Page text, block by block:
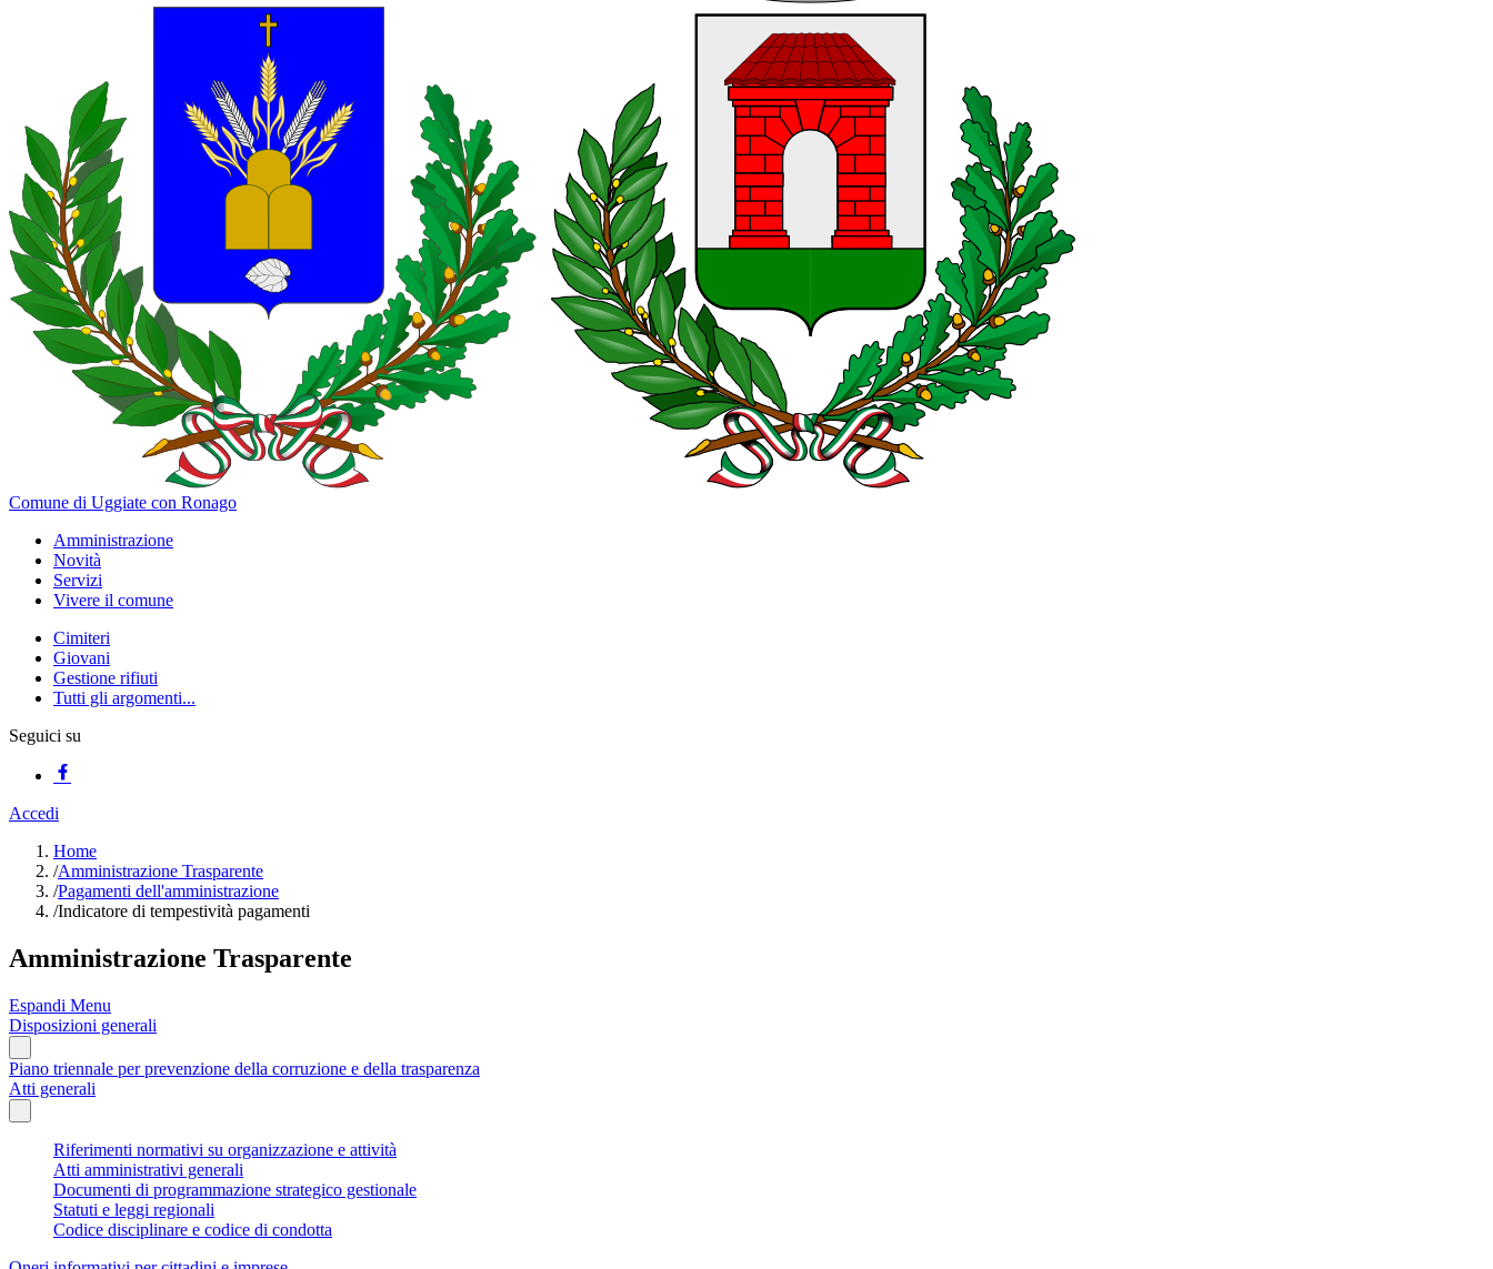
Comune di Uggiate con Ronago
Amministrazione
Novità
Servizi
Vivere il comune
Cimiteri
Giovani
Gestione rifiuti
Tutti gli argomenti...
Seguici su
Accedi
Home
/Amministrazione Trasparente
/Pagamenti dell'amministrazione
/Indicatore di tempestività pagamenti
Amministrazione Trasparente
Espandi Menu
Disposizioni generali
Piano triennale per prevenzione della corruzione e della trasparenza
Atti generali
Riferimenti normativi su organizzazione e attività
Atti amministrativi generali
Documenti di programmazione strategico gestionale
Statuti e leggi regionali
Codice disciplinare e codice di condotta